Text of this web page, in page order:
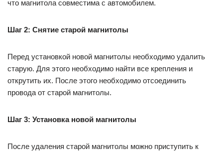
что магнитола совместима с автомобилем.
Шаг 2: Снятие старой магнитолы
Перед установкой новой магнитолы необходимо удалить
старую. Для этого необходимо найти все крепления и
открутить их. После этого необходимо отсоединить
провода от старой магнитолы.
Шаг 3: Установка новой магнитолы
После удаления старой магнитолы можно приступить к